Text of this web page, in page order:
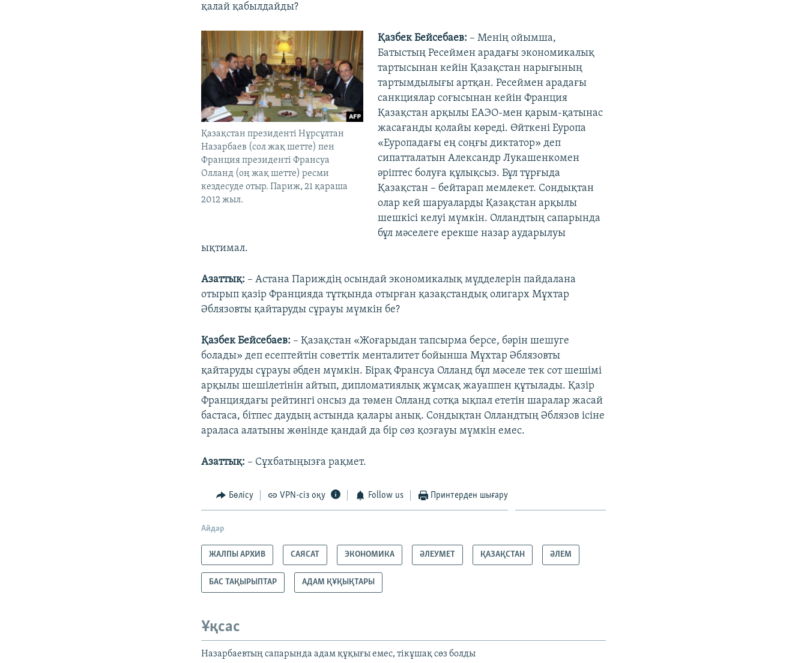
қалай қабылдайды?
Қазақстан президенті Нұрсұлтан
Назарбаев (сол жақ шетте) пен
Франция президенті Франсуа
Олланд (оң жақ шетте) ресми
кездесуде отыр. Париж, 21 қараша
2012 жыл.
Қазбек Бейсебаев: – Менің ойымша,
Батыстың Ресеймен арадағы экономикалық
тартысынан кейін Қазақстан нарығының
тартымдылығы артқан. Ресеймен арадағы
санкциялар соғысынан кейін Франция
Қазақстан арқылы ЕАЭО-мен қарым-қатынас
жасағанды қолайы көреді. Өйткені Еуропа
«Еуропадағы ең соңғы диктатор» деп
сипатталатын Александр Лукашенкомен
әріптес болуға құлықсыз. Бұл тұрғыда
Қазақстан – бейтарап мемлекет. Сондықтан
олар кей шаруаларды Қазақстан арқылы
шешкісі келуі мүмкін. Олландтың сапарында
бұл мәселеге ерекше назар аударылуы
ықтимал.
Азаттық: – Астана Париждің осындай экономикалық мүдделерін пайдалана
отырып қазір Францияда тұтқында отырған қазақстандық олигарх Мұхтар
Әблязовты қайтаруды сұрауы мүмкін бе?
Қазбек Бейсебаев: – Қазақстан «Жоғарыдан тапсырма берсе, бәрін шешуге
болады» деп есептейтін советтік менталитет бойынша Мұхтар Әблязовты
қайтаруды сұрауы әбден мүмкін. Бірақ Франсуа Олланд бұл мәселе тек сот шешімі
арқылы шешілетінін айтып, дипломатиялық жұмсақ жауаппен құтылады. Қазір
Франциядағы рейтингі онсыз да төмен Олланд сотқа ықпал ететін шаралар жасай
бастаса, бітпес даудың астында қалары анық. Сондықтан Олландтың Әблязов ісіне
араласа алатыны жөнінде қандай да бір сөз қозғауы мүмкін емес.
Азаттық: – Сұхбатыңызға рақмет.
Бөлісу VPN-сіз оқу Follow us Принтерден шығару
Айдар
ЖАЛПЫ АРХИВ САЯСАТ ЭКОНОМИКА ӘЛЕУМЕТ ҚАЗАҚСТАН ӘЛЕМ
БАС ТАҚЫРЫПТАР АДАМ ҚҰҚЫҚТАРЫ
Ұқсас
Назарбаевтың сапарында адам құқығы емес, тікұшақ сөз болды